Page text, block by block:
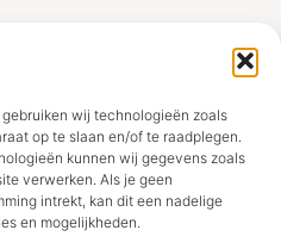
wij technologieën zoals
op te slaan en/of te raadplegen.
kunnen wij gegevens zoals
verwerken. Als je geen
intrekt, kan dit een nadelige
en mogelijkheden.